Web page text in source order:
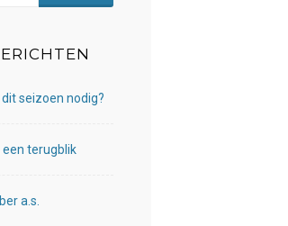
naar:
seizoen nodig?
een terugblik
a.s.